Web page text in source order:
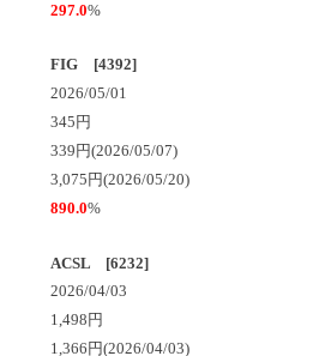
297.0%
FIG [4392]
2026/05/01
345円
339円(2026/05/07)
3,075円(2026/05/20)
890.0%
ACSL [6232]
2026/04/03
1,498円
1,366円(2026/04/03)